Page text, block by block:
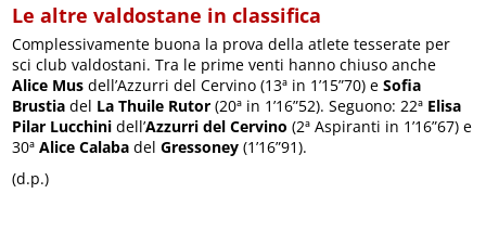
Le altre valdostane in classifica
Complessivamente buona la prova della atlete tesserate per
sci club valdostani. Tra le prime venti hanno chiuso anche
Alice Mus dell’Azzurri del Cervino (13ª in 1’15”70) eSofia
Brustia del La Thuile Rutor (20ª in 1’16”52). Seguono: 22ª Elisa
Pilar Lucchini dell’Azzurri del Cervino (2ª Aspiranti in 1’16”67) e
30ªAlice Calaba delGressoney (1’16”91).
(d.p.)